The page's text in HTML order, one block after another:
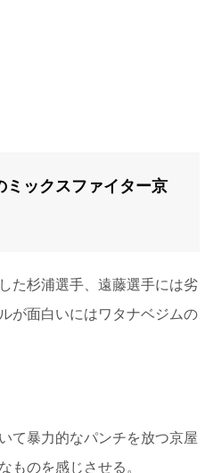
ミックスファイター京
た杉浦選手、遠藤選手には劣
が面白いにはワタナベジムの
て暴力的なパンチを放つ京屋
ものを感じさせる。